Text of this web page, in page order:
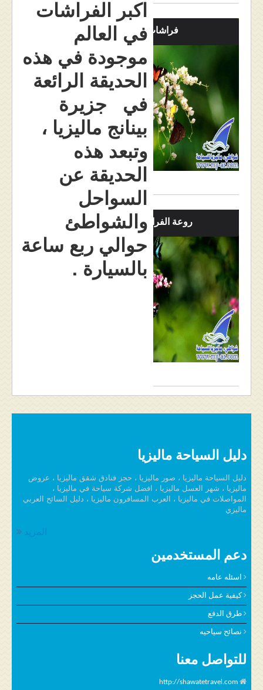
اكبر الفراشات
في العالم
موجودة في هذه
الحديقة الرائعة
في جزيرة
بينانج ماليزيا ،
وتبعد هذه
الحديقة عن
السواحل
والشواطئ
حوالي ربع ساعة
بالسيارة .
فراشات
روعة الفراشات
دليل السياحة ماليزيا
دليل السياحة ماليزيا ، صور ماليزيا ، حجز فنادق شقق ماليزيا ، عروض
ماليزيا ، شهر العسل ماليزيا ، افضل شركة سياحة في ماليزيا ،
المواصلات في ماليزيا ، العرب المسافرون ماليزيا ، دليل السائح العربي
ماليزي
المزيد
دعم المستخدمين
اسئله عامه
كيفية عمل الحجز
طرق الدفع
نصائح سياحيه
للتواصل معنا
http://shawatetravel.com